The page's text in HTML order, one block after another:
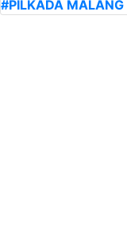
#PILKADA MALANG